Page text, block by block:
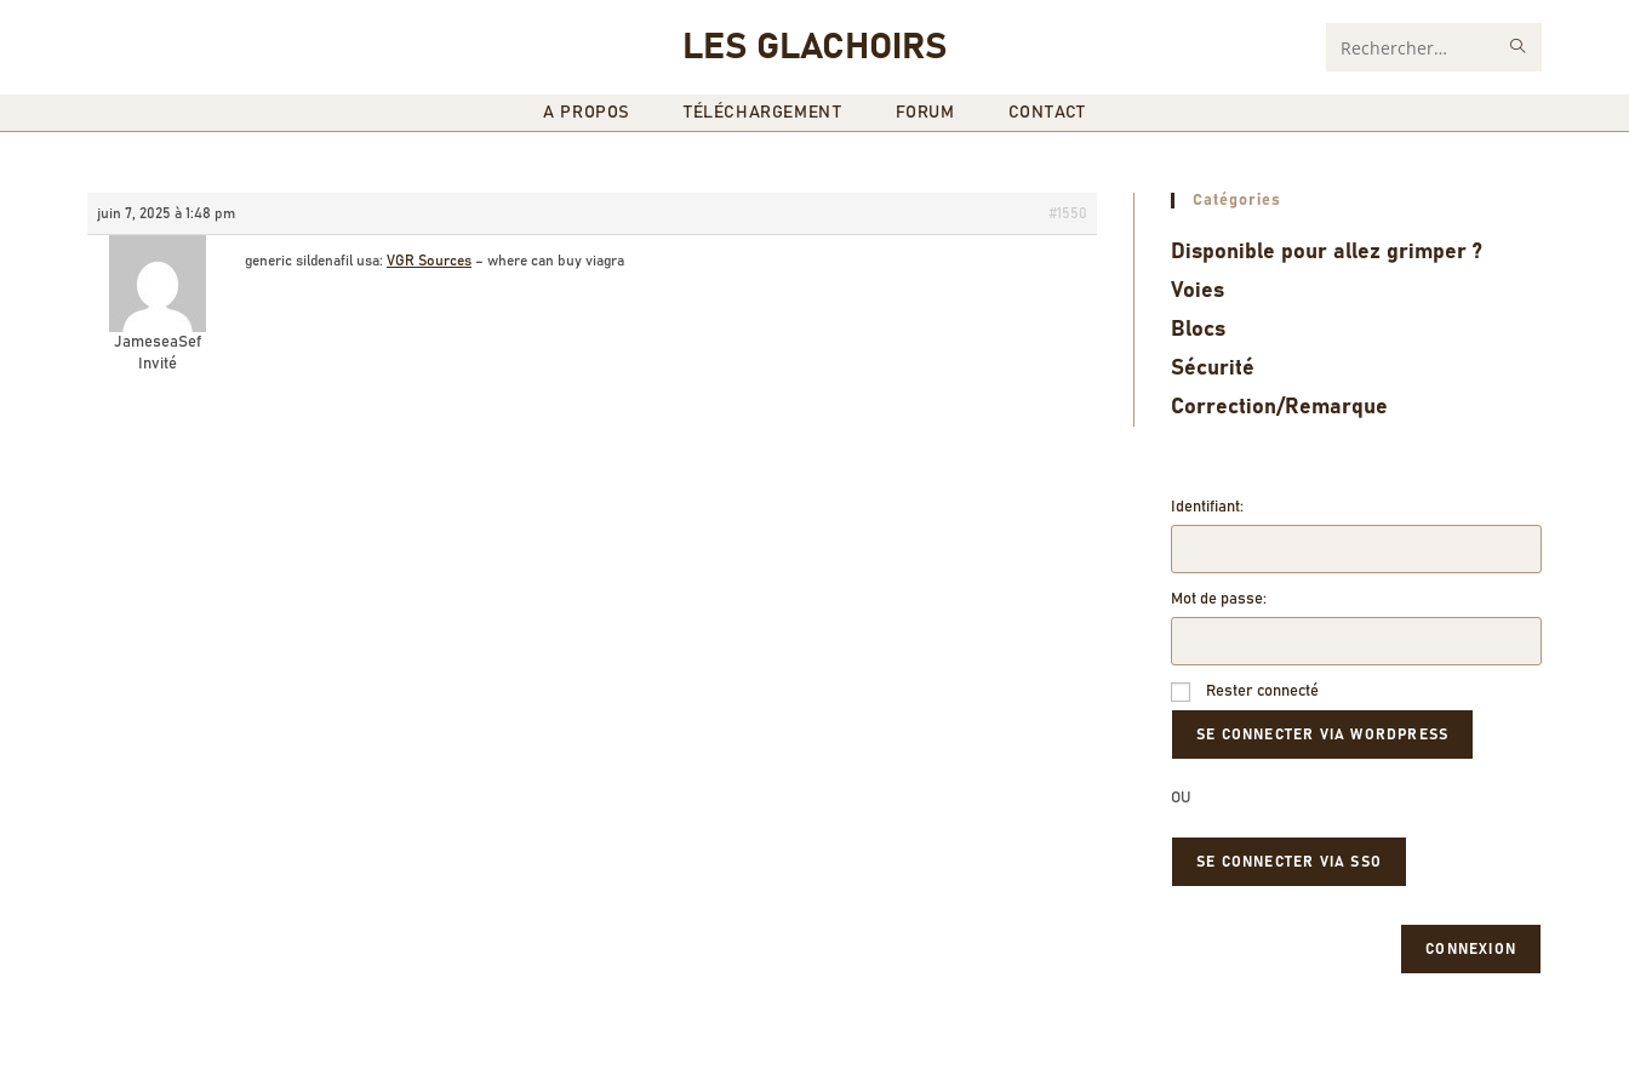
LES GLACHOIRS Rechercher
A PROPOS TÉLÉCHARGEMENT FORUM CONTACT
juin 7, 2025 à 1:48 pm #1550
JameseaSef
Invité
generic sildenafil usa: VGR Sources – where can buy viagra
Catégories
Disponible pour allez grimper ?
Voies
Blocs
Sécurité
Correction/Remarque
Identifiant:
Mot de passe:
Rester connecté
OU
SE CONNECTER VIA SSO
CONNEXION